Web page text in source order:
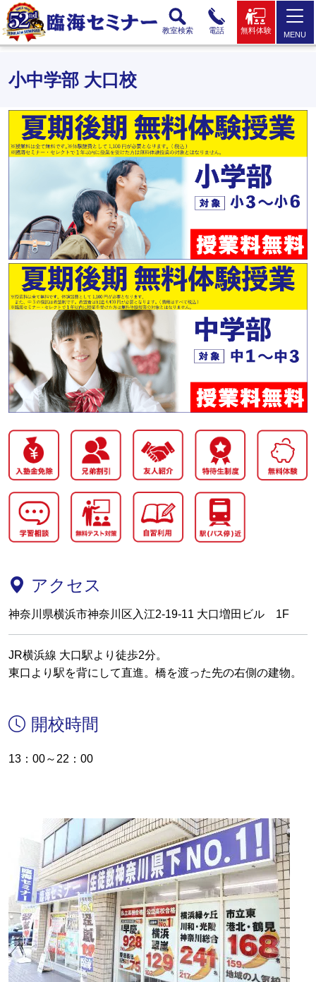
教室検索 電話 無料体験 MENU
小中学部 大口校
アクセス
神奈川県横浜市神奈川区入江2-19-11 大口増田ビル 1F
JR横浜線 大口駅より徒歩2分。
東口より駅を背にして直進。橋を渡った先の右側の建物。
開校時間
13：00～22：00